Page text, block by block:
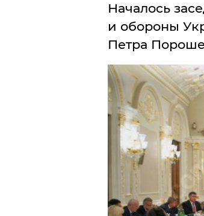
​Началось
и обороны
Петра